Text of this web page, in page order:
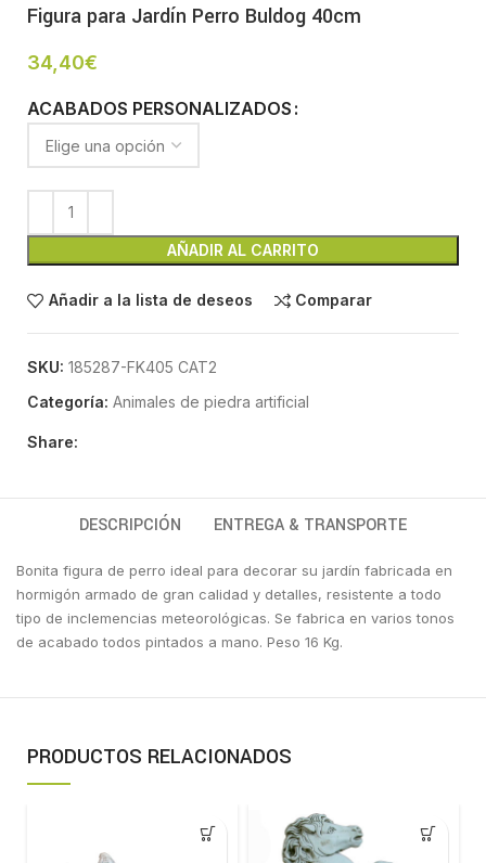
Figura para Jardín Perro Buldog 40cm
34,40€
ACABADOS PERSONALIZADOS
AÑADIR AL CARRITO
Añadir a la lista de deseos Comparar
SKU: 185287-FK405 CAT2
Categoría: Animales de piedra artificial
Share:
DESCRIPCIÓN ENTREGA & TRANSPORTE
Bonita figura de perro ideal para decorar su jardín fabricada en
hormigón armado de gran calidad y detalles, resistente a todo
tipo de inclemencias meteorológicas. Se fabrica en varios tonos
de acabado todos pintados a mano. Peso 16 Kg.
PRODUCTOS RELACIONADOS